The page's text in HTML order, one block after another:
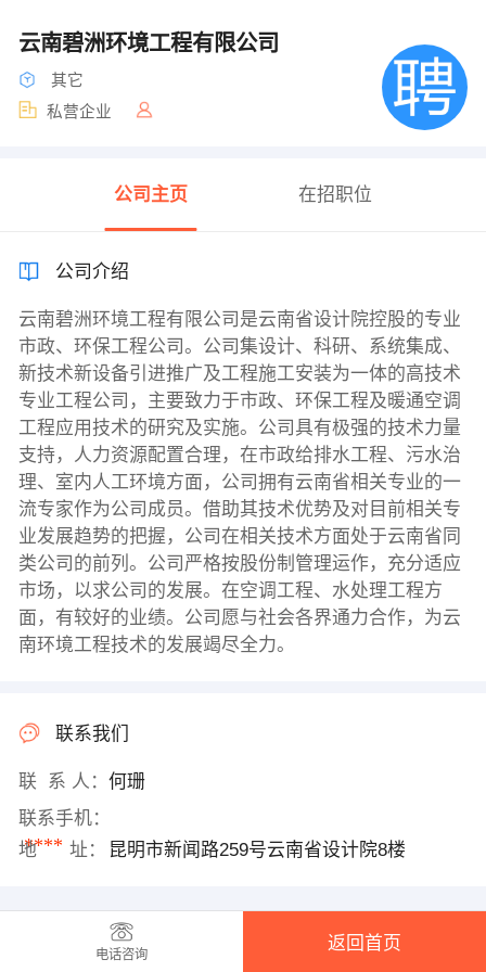
云南碧洲环境工程有限公司
其它
私营企业
公司主页 在招职位
公司介绍
云南碧洲环境工程有限公司是云南省设计院控股的专业
市政、环保工程公司。公司集设计、科研、系统集成、
新技术新设备引进推广及工程施工安装为一体的高技术
专业工程公司，主要致力于市政、环保工程及暖通空调
工程应用技术的研究及实施。公司具有极强的技术力量
支持，人力资源配置合理，在市政给排水工程、污水治
理、室内人工环境方面，公司拥有云南省相关专业的一
流专家作为公司成员。借助其技术优势及对目前相关专
业发展趋势的把握，公司在相关技术方面处于云南省同
类公司的前列。公司严格按股份制管理运作，充分适应
市场，以求公司的发展。在空调工程、水处理工程方
面，有较好的业绩。公司愿与社会各界通力合作，为云
南环境工程技术的发展竭尽全力。
联系我们
联 系 人： 何珊
联系手机：
****
地 址： 昆明市新闻路259号云南省设计院8楼
电话咨询
返回首页